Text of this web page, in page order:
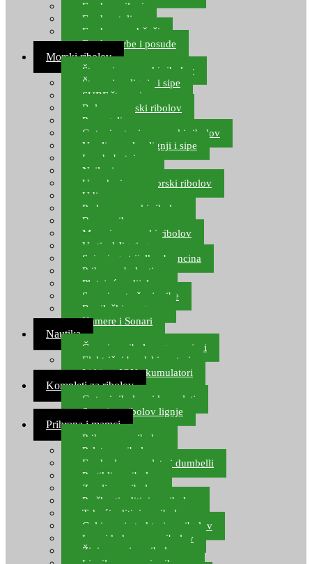
Feeder najloni
Feeder stolice
Feeder arm držači
Feeder torbe i posude
Morski ribolov
Štapovi za morski ribolov
Štapovi za lignje i sipe
SURF štapovi
Role za morski ribolov
Parangali
Gotovi setovi za morski ribolov
Varalice za lov lignji i sipe
Lov hobotnice
Najloni za more
Upredenice za morski ribolov
Udice za more
Perle za morski ribolov
Brum prihrana za more
Mamci za morski ribolov
Vertical Jigging
Spinning strijelke, brancina
Pribor za bolentino
Plutajuća odijela
Sonari za traženje ribe
Ronilački program
Kamere i Sonari
Nautika
Čamci za ribolov, gumenjaci
Električni brodski motori
Lithium ION akumulatori
Kompleti za ribolov
Gotovi ribolovni kompleti
Setovi za ribolov lignje
Prihrana i mamci
Prihrana za ribolov
Pelete za ribolov
Feeder lovne pelete i dumbelli
Partikli za ribolov
Zemlja za ribolov
Praškasti aditivi za ribolov
Tekući aditivi za ribolov
Gel i sprej atraktori za ribolov
Lovni kukuruz za ribolov
Živi mamci za ribolov